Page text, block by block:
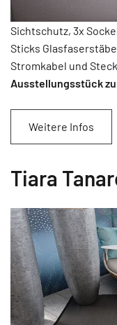
Sichtschutz, 3x
Sticks
Stromkabel und
Ausstellungsstück
Weitere Infos
Tiara